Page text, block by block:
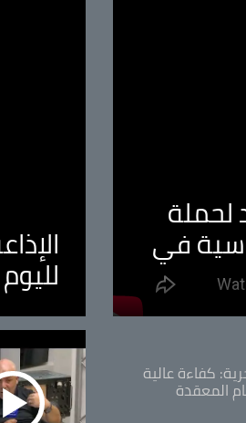
لحملة
في
كفاءة عالية
المعقدة